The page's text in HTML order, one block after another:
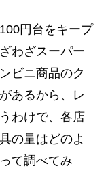
円台をキープ
わざスーパー
ビニ商品のク
あるから、レ
わけで、各店
の量はどのよ
て調べてみ